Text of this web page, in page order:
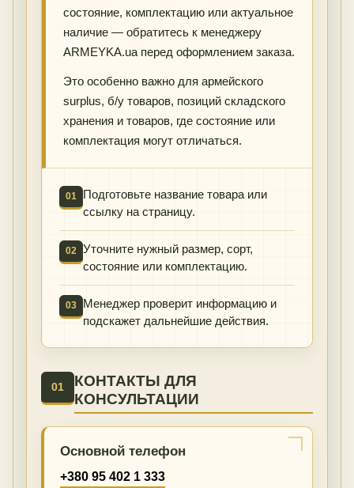
состояние, комплектацию или актуальное
наличие — обратитесь к менеджеру
ARMEYKA.ua перед оформлением заказа.
Это особенно важно для армейского
surplus, б/у товаров, позиций складского
хранения и товаров, где состояние или
комплектация могут отличаться.
01
Подготовьте название товара или
ссылку на страницу.
02 Уточните нужный размер, сорт,
состояние или комплектацию.
03
Менеджер проверит информацию и
подскажет дальнейшие действия.
01
КОНТАКТЫ ДЛЯ
КОНСУЛЬТАЦИИ
Основной телефон
+380 95 402 1 333